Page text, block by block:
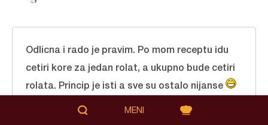
Odlicna i rado je pravim. Po mom receptu idu
cetiri kore za jedan rolat, a ukupno bude cetiri
rolata. Princip je isti a sve su ostalo nijanse